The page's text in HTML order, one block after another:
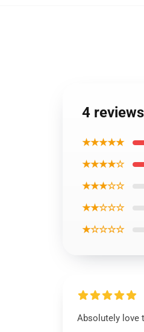
4
★★★★★
★★★★☆
★★★☆☆
★★☆☆☆
★☆☆☆☆
Absolutely love